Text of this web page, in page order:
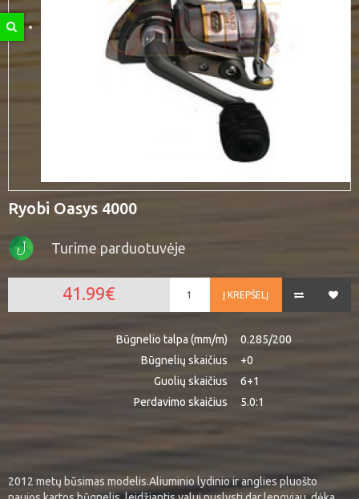
Ryobi Oasys 4000
Turime parduotuvėje
Į KREPŠELĮ
41.99€
Būgnelio talpa (mm/m)
0.285/200
Būgnelių skaičius
+0
Guolių skaičius
6+1
Perdavimo skaičius
5.0:1
2012 metų būsimas modelis.Aliuminio lydinio ir anglies pluošto